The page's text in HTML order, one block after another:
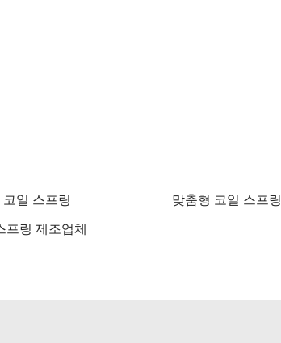
일 스프링
맞춤형 코일 스프링
프링 제조업체